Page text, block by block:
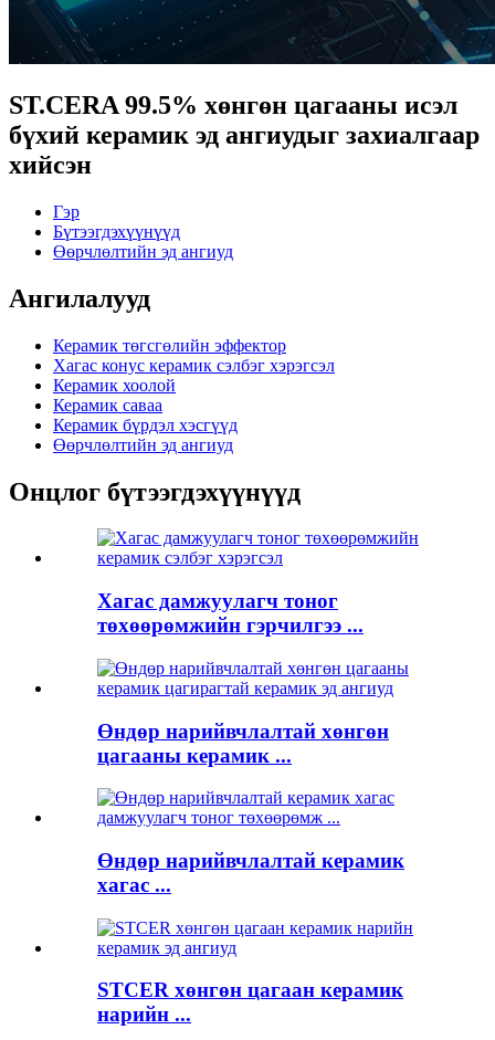
ST.CERA 99.5% хөнгөн цагааны исэл
бүхий керамик эд ангиудыг захиалгаар
хийсэн
Гэр
Бүтээгдэхүүнүүд
Өөрчлөлтийн эд ангиуд
Ангилалууд
Керамик төгсгөлийн эффектор
Хагас конус керамик сэлбэг хэрэгсэл
Керамик хоолой
Керамик саваа
Керамик бүрдэл хэсгүүд
Өөрчлөлтийн эд ангиуд
Онцлог бүтээгдэхүүнүүд
Хагас дамжуулагч тоног
төхөөрөмжийн гэрчилгээ ...
Өндөр нарийвчлалтай хөнгөн
цагааны керамик ...
Өндөр нарийвчлалтай керамик
хагас ...
STCER хөнгөн цагаан керамик
нарийн ...